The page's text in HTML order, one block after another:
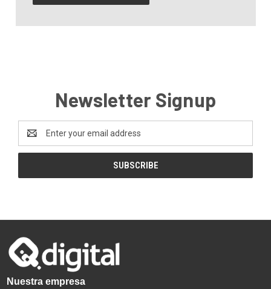
Newsletter Signup
Address
Nuestra empresa